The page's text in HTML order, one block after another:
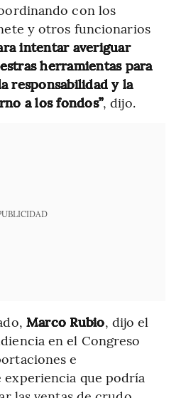
con los
y otros funcionarios
intentar averiguar
herramientas para
responsabilidad y la
a los fondos”, dijo.
Marco Rubio, dijo el
en el Congreso
e
que podría